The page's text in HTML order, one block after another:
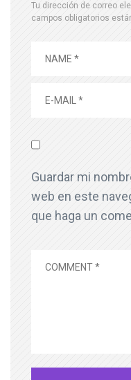
Tu dirección de correo
campos obligatorios
Guardar mi
web en este
que haga un